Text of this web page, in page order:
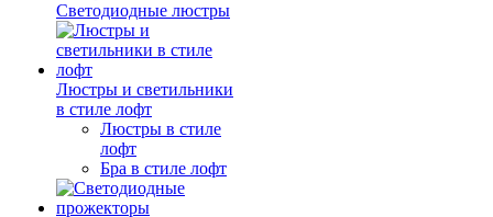
Светодиодные люстры
Люстры и светильники
в стиле лофт
Люстры в стиле
лофт
Бра в стиле лофт